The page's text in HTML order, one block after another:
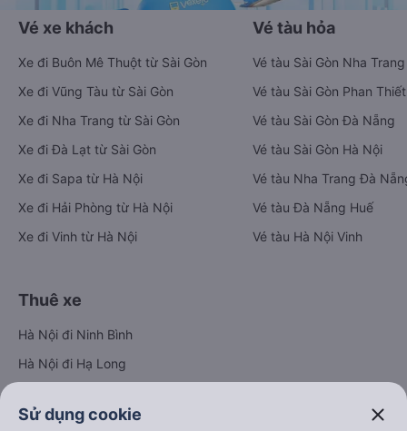
Vé xe khách
Xe đi Buôn Mê Thuột từ Sài Gòn
Xe đi Vũng Tàu từ Sài Gòn
Xe đi Nha Trang từ Sài Gòn
Xe đi Đà Lạt từ Sài Gòn
Xe đi Sapa từ Hà Nội
Xe đi Hải Phòng từ Hà Nội
Xe đi Vinh từ Hà Nội
Vé tàu hỏa
Vé tàu Sài Gòn Nha Trang
Vé tàu Sài Gòn Phan Thiết
Vé tàu Sài Gòn Đà Nẵng
Vé tàu Sài Gòn Hà Nội
Vé tàu Nha Trang Đà
Vé tàu Đà Nẵng Huế
Vé tàu Hà Nội Vinh
Thuê xe
Hà Nội đi Ninh Bình
Hà Nội đi Hạ Long
Hà Nội đi Tam Đảo
Sử dụng cookie close